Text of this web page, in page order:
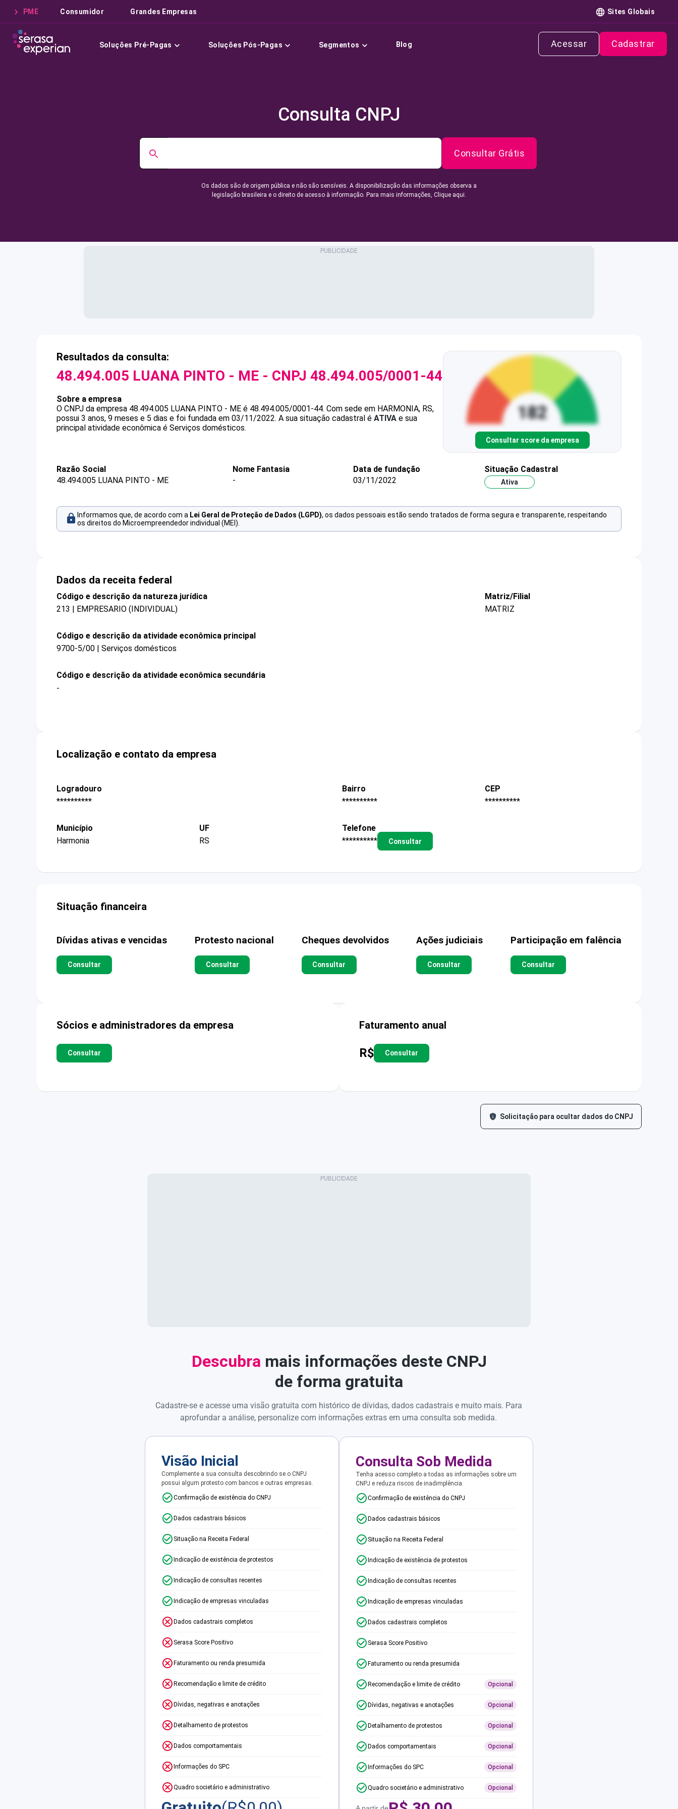
PME Consumidor Grandes Empresas Sites Globais
Soluções Pré-Pagas Soluções Pós-Pagas Segmentos Blog Acessar Cadastrar
Consulta CNPJ
Consultar Grátis
Os dados são de origem pública e não são sensíveis. A disponibilização das informações observa a
legislação brasileira e o direito de acesso à informação. Para mais informações, Clique aqui.
Resultados da consulta:
48.494.005 LUANA PINTO - ME - CNPJ 48.494.005/0001-44
Sobre a empresa
O CNPJ da empresa 48.494.005 LUANA PINTO - ME é 48.494.005/0001-44. Com sede em HARMONIA, RS,
possui 3 anos, 9 meses e 5 dias e foi fundada em 03/11/2022. A sua situação cadastral é ATIVA e sua
principal atividade econômica é Serviços domésticos.
Consultar score da empresa
Razão Social
48.494.005 LUANA PINTO - ME
Nome Fantasia
-
Data de fundação
03/11/2022
Situação Cadastral
Ativa
Informamos que, de acordo com a Lei Geral de Proteção de Dados (LGPD), os dados pessoais estão sendo tratados de forma segura e transparente, respeitando
os direitos do Microempreendedor individual (MEI).
Dados da receita federal
Código e descrição da natureza jurídica
213 | EMPRESARIO (INDIVIDUAL)
Matriz/Filial
MATRIZ
Código e descrição da atividade econômica principal
9700-5/00 | Serviços domésticos
Código e descrição da atividade econômica secundária
-
Localização e contato da empresa
Logradouro
**********
Bairro
**********
CEP
**********
Município
Harmonia
UF
RS
Telefone
**********
Consultar
Situação financeira
Dívidas ativas e vencidas
Consultar
Protesto nacional
Consultar
Cheques devolvidos
Consultar
Ações judiciais
Consultar
Participação em falência
Consultar
Sócios e administradores da empresa
Consultar
Faturamento anual
R$ Consultar
Solicitação para ocultar dados do CNPJ
Descubra mais informações deste CNPJ
de forma gratuita
Cadastre-se e acesse uma visão gratuita com histórico de dívidas, dados cadastrais e muito mais. Para
aprofundar a análise, personalize com informações extras em uma consulta sob medida.
Visão Inicial
Complemente a sua consulta descobrindo se o CNPJ
possui algum protesto com bancos e outras empresas.
Confirmação de existência do CNPJ
Dados cadastrais básicos
Situação na Receita Federal
Indicação de existência de protestos
Indicação de consultas recentes
Indicação de empresas vinculadas
Dados cadastrais completos
Serasa Score Positivo
Faturamento ou renda presumida
Recomendação e limite de crédito
Dívidas, negativas e anotações
Detalhamento de protestos
Dados comportamentais
Informações do SPC
Quadro societário e administrativo
Consulta Sob Medida
Tenha acesso completo a todas as informações sobre um
CNPJ e reduza riscos de inadimplência.
Confirmação de existência do CNPJ
Dados cadastrais básicos
Situação na Receita Federal
Indicação de existência de protestos
Indicação de consultas recentes
Indicação de empresas vinculadas
Dados cadastrais completos
Serasa Score Positivo
Faturamento ou renda presumida
Recomendação e limite de crédito Opcional
Dívidas, negativas e anotações Opcional
Detalhamento de protestos Opcional
Dados comportamentais Opcional
Informações do SPC Opcional
Quadro societário e administrativo Opcional